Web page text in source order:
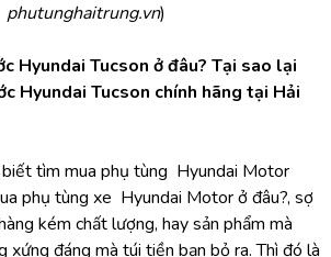
phutunghaitrung.vn)
Hyundai Tucson ở đâu? Tại sao lại
Hyundai Tucson chính hãng tại Hải
tìm mua phụ tùng  Hyundai Motor
phụ tùng xe  Hyundai Motor ở đâu?, sợ
kém chất lượng, hay sản phẩm mà
xứng đáng mà túi tiền bạn bỏ ra. Thì đó là